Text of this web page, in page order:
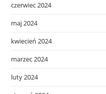
czerwiec 2024
maj 2024
kwiecień 2024
marzec 2024
luty 2024